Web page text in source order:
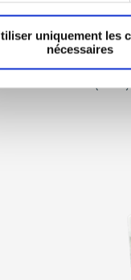
uniquement les
nécessaires
Eco40